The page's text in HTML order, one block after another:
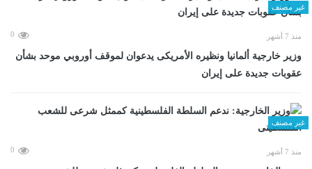
غير مصنف
منذ 7 أشهر 0
وزير خارجية ألمانيا ونظيره الأمريكى يدعوان لموقف أوروبي موحد بشأن
عقوبات جديدة على إيران
غير مصنف
منذ 7 أشهر 0